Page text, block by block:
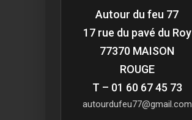
Autour du feu 77
17 rue du pavé du Roy
77370 MAISON
ROUGE
T – 01 60 67 45 73
autourdufeu77@gmail.com